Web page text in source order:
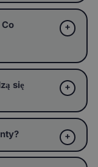
się